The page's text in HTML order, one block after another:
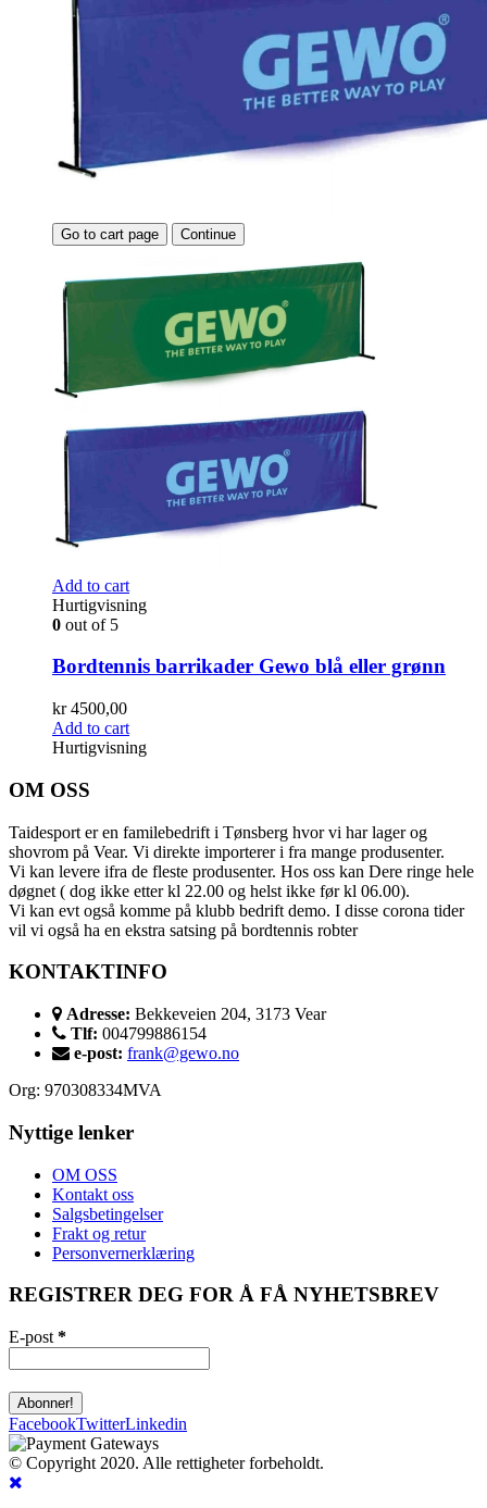
Go to cart page Continue
Add to cart
Hurtigvisning
0 out of 5
Bordtennis barrikader Gewo blå eller grønn
kr4500,00
Add to cart
Hurtigvisning
OM OSS
Taidesport er en familebedrift i Tønsberg hvor vi har lager og
shovrom på Vear. Vi direkte importerer i fra mange produsenter.
Vi kan levere ifra de fleste produsenter. Hos oss kan Dere ringe hele
døgnet ( dog ikke etter kl 22.00 og helst ikke før kl 06.00).
Vi kan evt også komme på klubb bedrift demo. I disse corona tider
vil vi også ha en ekstra satsing på bordtennis robter
KONTAKTINFO
Adresse: Bekkeveien 204, 3173 Vear
Tlf: 004799886154
e-post: frank@gewo.no
Org: 970308334MVA
Nyttige lenker
OM OSS
Kontakt oss
Salgsbetingelser
Frakt og retur
Personvernerklæring
REGISTRER DEG FOR Å FÅ NYHETSBREV
E-post *
FacebookTwitterLinkedin
© Copyright 2020. Alle rettigheter forbeholdt.